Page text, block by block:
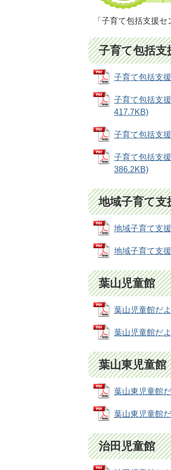
「子育て包括支援
子育て包括
子育て包括支
子育て包括支
417.7KB)
子育て包括支
子育て包括支
386.2KB)
地域子育て
地域子育て支
地域子育て支
葉山児童館
葉山児童館だ
葉山児童館だ
葉山東児童館
葉山東児童館
葉山東児童館
治田児童館